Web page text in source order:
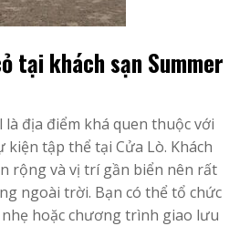
tại khách sạn Summer
là địa điểm khá quen thuộc với
tập thể tại Cửa Lò. Khách
rộng và vị trí gần biển nên rất
ngoài trời. Bạn có thể tổ chức
hoặc chương trình giao lưu